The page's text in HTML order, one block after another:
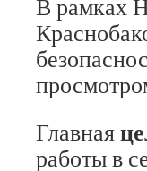
Главная
работы в